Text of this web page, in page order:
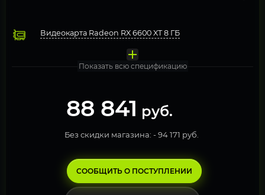
Видеокарта Radeon RX 6600 XT 8 ГБ
Показать всю спецификацию
88 841 руб.
Без скидки магазина: -94 171 руб.
СООБЩИТЬ О ПОСТУПЛЕНИИ